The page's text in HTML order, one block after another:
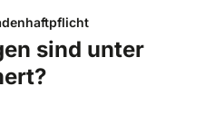
sind unter